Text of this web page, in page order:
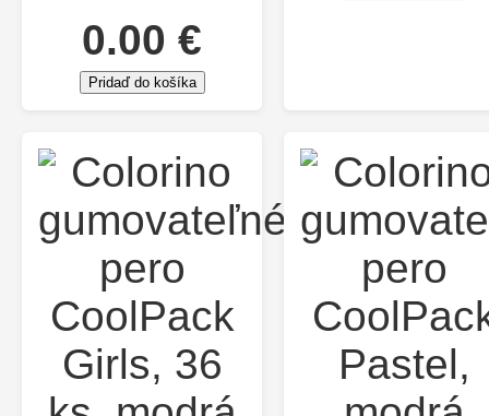
0.00 €
Pridaď do košíka